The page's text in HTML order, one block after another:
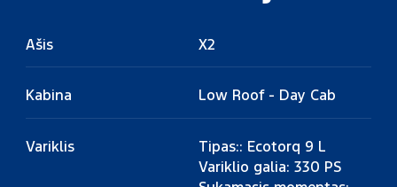
Ašis X2
Kabina Low Roof - Day Cab
Variklis
Tipas:: Ecotorq 9 L
Variklio galia: 330 PS